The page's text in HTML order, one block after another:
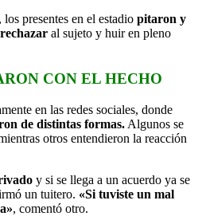
presentes en el estadio pitaron y
al sujeto y huir en pleno
CON EL HECHO
en las redes sociales, donde
de distintas formas. Algunos se
otros entendieron la reacción
y si se llega a un acuerdo ya se
un tuitero. «Si tuviste un mal
, comentó otro.